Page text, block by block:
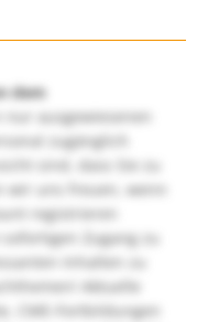
dem
ausgewiesenen
zugänglich
sind, dass Sie zu
wir uns freuen, wenn
registrieren
Zugang zu
Inhalten zu
Aktuelle
CME-Fortbildungen